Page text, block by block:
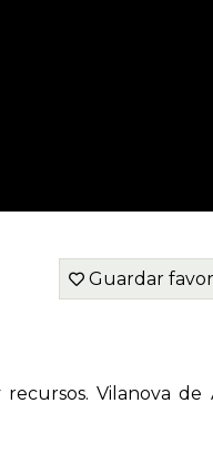
Guardar
Vilanova de